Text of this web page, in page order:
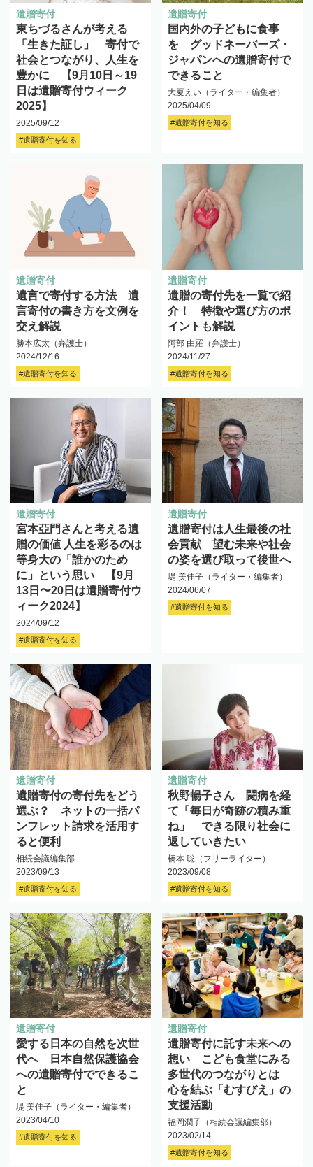
遺贈寄付
東ちづるさんが考える
「生きた証し」 寄付で
社会とつながり、人生を
豊かに 【9月10日～19
日は遺贈寄付ウィーク
2025】
2025/09/12
#遺贈寄付を知る
遺贈寄付
国内外の子どもに食事
を グッドネーバーズ・
ジャパンへの遺贈寄付で
できること
大夏えい（ライター・編集者）
2025/04/09
#遺贈寄付を知る
遺贈寄付
遺言で寄付する方法 遺
言寄付の書き方を文例を
交え解説
勝本広太（弁護士）
2024/12/16
#遺贈寄付を知る
遺贈寄付
遺贈の寄付先を一覧で紹
介！ 特徴や選び方のポ
イントも解説
阿部 由羅（弁護士）
2024/11/27
#遺贈寄付を知る
遺贈寄付
宮本亞門さんと考える遺
贈の価値 人生を彩るのは
等身大の「誰かのため
に」という思い 【9月
13日〜20日は遺贈寄付ウ
ィーク2024】
2024/09/12
#遺贈寄付を知る
遺贈寄付
遺贈寄付は人生最後の社
会貢献 望む未来や社会
の姿を選び取って後世へ
堤 美佳子（ライター・編集者）
2024/06/07
#遺贈寄付を知る
遺贈寄付
遺贈寄付の寄付先をどう
選ぶ？ ネットの一括パ
ンフレット請求を活用す
ると便利
相続会議編集部
2023/09/13
#遺贈寄付を知る
遺贈寄付
秋野暢子さん 闘病を経
て「毎日が奇跡の積み重
ね」 できる限り社会に
返していきたい
橋本 聡（フリーライター）
2023/09/08
#遺贈寄付を知る
遺贈寄付
愛する日本の自然を次世
代へ 日本自然保護協会
への遺贈寄付でできるこ
と
堤 美佳子（ライター・編集者）
2023/04/10
#遺贈寄付を知る
遺贈寄付
遺贈寄付に託す未来への
想い こども食堂にみる
多世代のつながりとは
心を結ぶ「むすびえ」の
支援活動
福岡潤子（相続会議編集部）
2023/02/14
#遺贈寄付を知る